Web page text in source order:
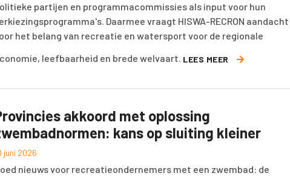
partijen en programmacommissies als input voor hun
Daarmee vraagt HISWA-RECRON aandacht
het belang van recreatie en watersport voor de regionale
leefbaarheid en brede welvaart. LEES MEER
akkoord met oplossing
kans op sluiting kleiner
juni 2026
nieuws voor recreatieondernemers met een zwembad: de